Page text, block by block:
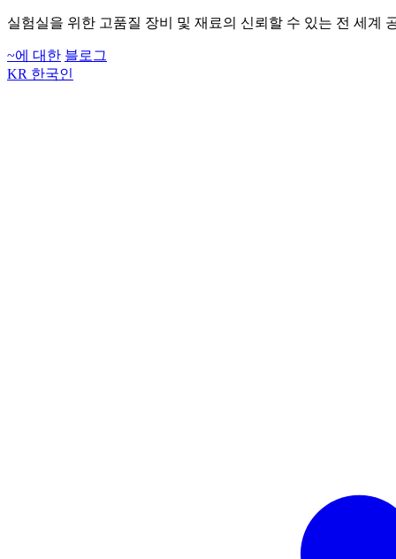
실험실을 위한 고품질 장비 및 재료의 신뢰할 수 있는 전 세계
~에 대한 블로그
KR 한국인